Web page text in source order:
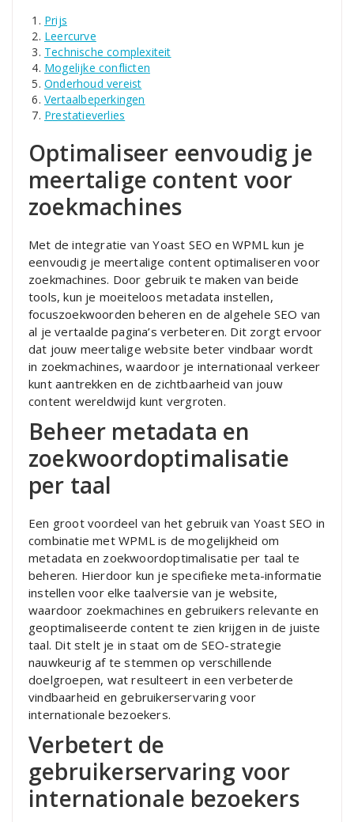
Prijs
Leercurve
Technische complexiteit
Mogelijke conflicten
Onderhoud vereist
Vertaalbeperkingen
Prestatieverlies
Optimaliseer eenvoudig je
meertalige content voor
zoekmachines
Met de integratie van Yoast SEO en WPML kun je
eenvoudig je meertalige content optimaliseren voor
zoekmachines. Door gebruik te maken van beide
tools, kun je moeiteloos metadata instellen,
focuszoekwoorden beheren en de algehele SEO van
al je vertaalde pagina’s verbeteren. Dit zorgt ervoor
dat jouw meertalige website beter vindbaar wordt
in zoekmachines, waardoor je internationaal verkeer
kunt aantrekken en de zichtbaarheid van jouw
content wereldwijd kunt vergroten.
Beheer metadata en
zoekwoordoptimalisatie
per taal
Een groot voordeel van het gebruik van Yoast SEO in
combinatie met WPML is de mogelijkheid om
metadata en zoekwoordoptimalisatie per taal te
beheren. Hierdoor kun je specifieke meta-informatie
instellen voor elke taalversie van je website,
waardoor zoekmachines en gebruikers relevante en
geoptimaliseerde content te zien krijgen in de juiste
taal. Dit stelt je in staat om de SEO-strategie
nauwkeurig af te stemmen op verschillende
doelgroepen, wat resulteert in een verbeterde
vindbaarheid en gebruikerservaring voor
internationale bezoekers.
Verbetert de
gebruikerservaring voor
internationale bezoekers